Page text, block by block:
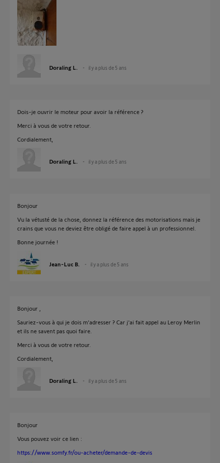
Doraling L. il y a plus de 5 ans
Dois-je ouvrir le moteur pour avoir la référence ?
Merci à vous de votre retour.
Cordialement,
Doraling L. il y a plus de 5 ans
Bonjour
Vu la vétusté de la chose, donnez la référence des motorisations mais je
crains que vous ne deviez être obligé de faire appel à un professionnel.
Bonne journée !
Jean-Luc B. il y a plus de 5 ans
Bonjour ,
Sauriez-vous à qui je dois m'adresser ? Car j'ai fait appel au Leroy Merlin
et ils ne savent pas quoi faire.
Merci à vous de votre retour.
Cordialement,
Doraling L. il y a plus de 5 ans
Bonjour
Vous pouvez voir ce lien :
https://www.somfy.fr/ou-acheter/demande-de-devis